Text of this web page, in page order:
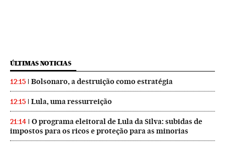
ÚLTIMAS NOTICIAS
12:15 Bolsonaro, a destruição como estratégia
12:15 Lula, uma ressurreição
21:14
O programa eleitoral de Lula da Silva: subidas de
impostos para os ricos e proteção para as minorias